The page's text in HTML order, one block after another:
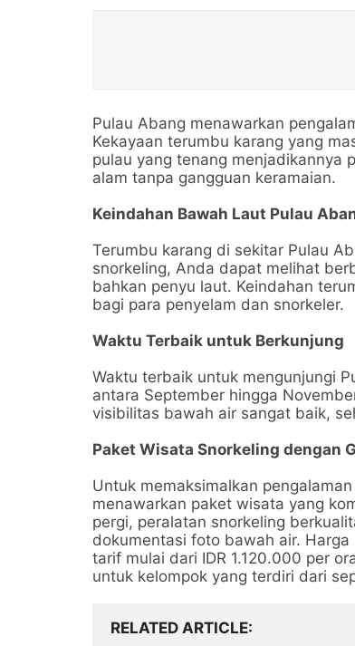
Pulau Abang menawarkan
Kekayaan terumbu karang yang
pulau yang tenang menjadikannya
alam tanpa gangguan keramaian.
Keindahan Bawah Laut Pulau
Terumbu karang di sekitar Pulau
snorkeling, Anda dapat melihat
bahkan penyu laut. Keindahan
bagi para penyelam dan snorkeler.
Waktu Terbaik untuk Berkunjung
Waktu terbaik untuk mengunjungi
antara September hingga
visibilitas bawah air sangat baik,
Paket Wisata Snorkeling dengan
Untuk memaksimalkan
menawarkan paket wisata yang
pergi, peralatan snorkeling
dokumentasi foto bawah air.
tarif mulai dari IDR 1.120.000 per
untuk kelompok yang terdiri dari
RELATED ARTICLE